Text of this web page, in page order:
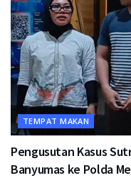
TEMPAT MAKAN
Pengusutan Kasus
Banyumas ke Polda